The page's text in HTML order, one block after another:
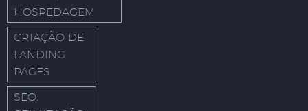
HOSPEDAGEM
CRIAÇÃO DE
LANDING
PAGES
SEO: